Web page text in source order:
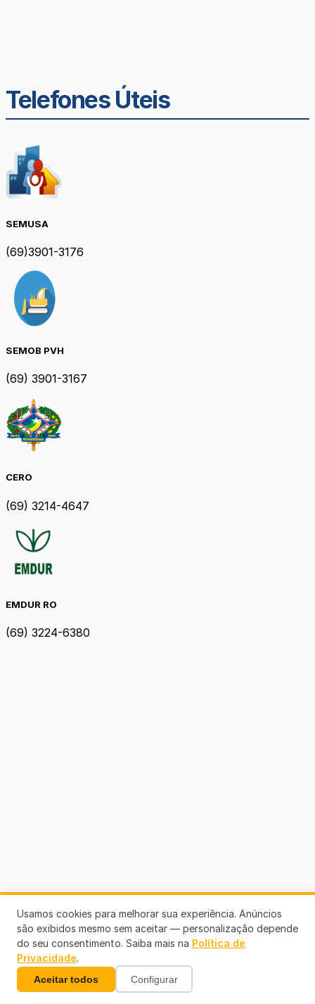
Telefones Úteis
SEMUSA
(69)3901-3176
SEMOB PVH
(69) 3901-3167
CERO
(69) 3214-4647
EMDUR RO
(69) 3224-6380
Usamos cookies para melhorar sua experiência. Anúncios
são exibidos mesmo sem aceitar — personalização depende
do seu consentimento. Saiba mais na Política de
Privacidade.
Aceitar todos Configurar